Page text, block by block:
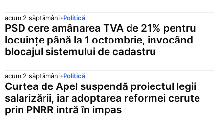
acum 2 săptămâni•Politică
PSD cere amânarea TVA de 21% pentru
locuințe până la 1 octombrie, invocând
blocajul sistemului de cadastru
acum 2 săptămâni•Politică
Curtea de Apel suspendă proiectul legii
salarizării, iar adoptarea reformei cerute
prin PNRR intră în impas